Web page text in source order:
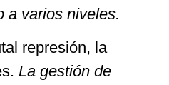
a varios niveles.
represión, la
La gestión de